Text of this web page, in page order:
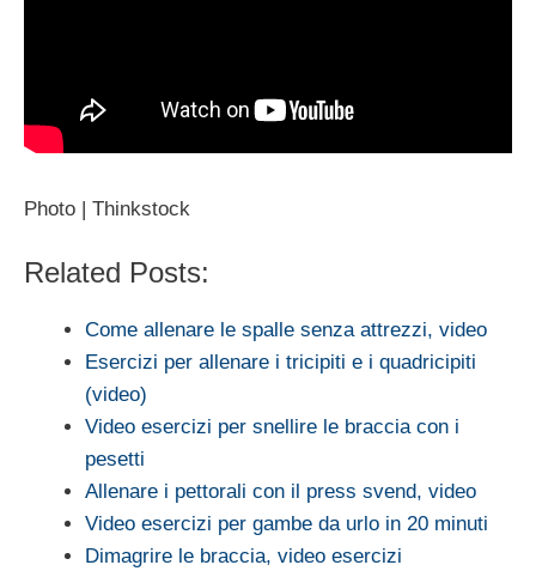
Photo | Thinkstock
Related Posts:
Come allenare le spalle senza attrezzi, video
Esercizi per allenare i tricipiti e i quadricipiti
(video)
Video esercizi per snellire le braccia con i
pesetti
Allenare i pettorali con il press svend, video
Video esercizi per gambe da urlo in 20 minuti
Dimagrire le braccia, video esercizi